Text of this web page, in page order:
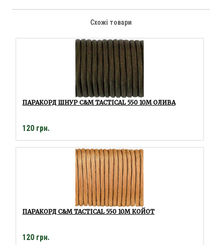
Схожі товари
ПАРАКОРД ШНУР C&M TACTICAL 550 10М ОЛИВА
120 грн.
ПАРАКОРД C&M TACTICAL 550 10М КОЙОТ
120 грн.